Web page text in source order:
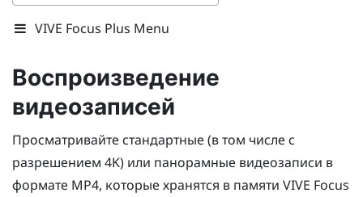
VIVE Focus Plus Menu
Воспроизведение
видеозаписей
Просматривайте стандартные (в том числе с
разрешением 4K) или панорамные видеозаписи в
формате MP4, которые хранятся в памяти VIVE Focus